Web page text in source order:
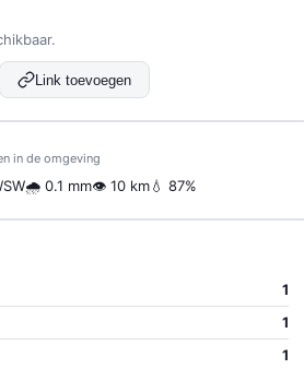
Link toevoegen
in de omgeving
🌧 0.1 mm👁 10 km💧 87%
1
1
1